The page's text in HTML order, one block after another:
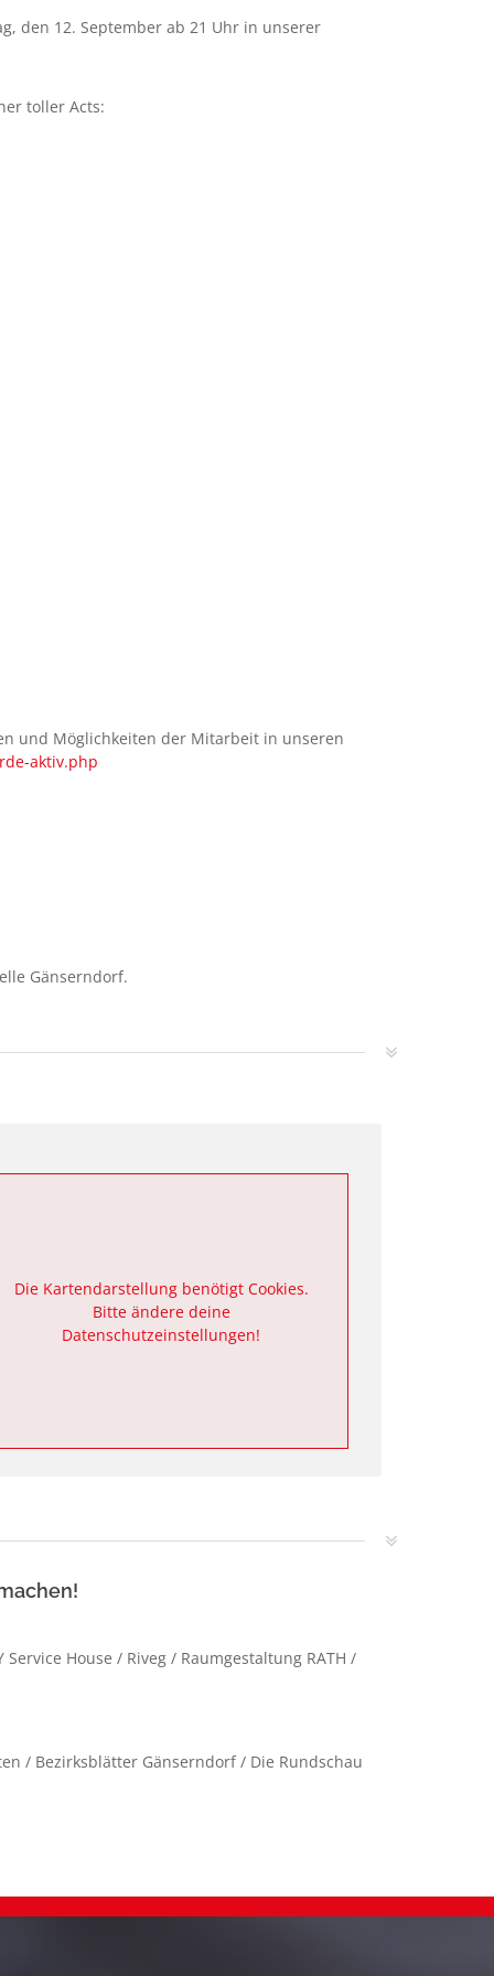
den 12. September ab 21 Uhr in unserer
toller Acts:
und Möglichkeiten der Mitarbeit in unseren
aktiv.php
Gänserndorf.
Die Kartendarstellung benötigt Cookies.
Bitte ändere deine
Datenschutzeinstellungen!
House / Riveg / Raumgestaltung RATH /
/ Bezirksblätter Gänserndorf / Die Rundschau